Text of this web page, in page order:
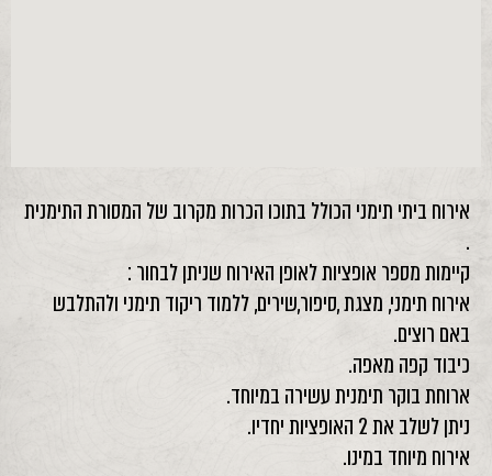
אירוח ביתי תימני הכולל בתוכו הכרות מקרוב של המסורת התימנית
.
קיימות מספר אופציות לאופן האירוח שניתן לבחור :
אירוח תימני, מצגת ,סיפור,שירים, ללמוד ריקוד תימני ולהתלבש
באם רוצים.
כיבוד קפה מאפה.
ארוחת בוקר תימנית עשירה במיוחד.
ניתן לשלב את 2 האופציות יחדיו.
אירוח מיוחד במינו.